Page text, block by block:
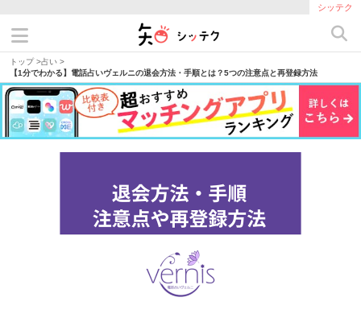
シッテク
トップ>占い >
【1分でわかる】電話占いヴェルニの退会方法・手順とは？5つの注意点と再登録方法